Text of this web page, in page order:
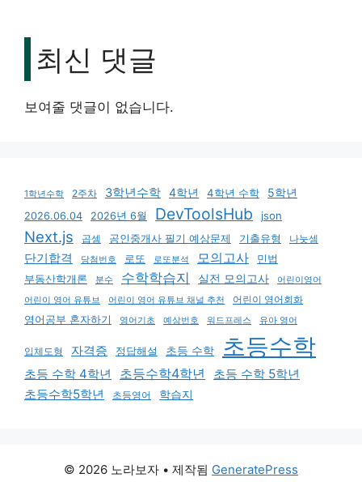
최신 댓글
보여줄 댓글이 없습니다.
1학년수학 2주차 3학년수학 4학년 4학년 수학 5학년
2026.06.04 2026년 6월 DevToolsHub json
Next.js 곱셈 공인중개사 필기 예상문제 기출유형 나눗셈
단기합격 당첨번호 로또 로또분석 모의고사
민법
부동산학개론
분수 수학학습지 실전 모의고사
어린이영어
어린이 영어 유튜브
어린이 영어 유튜브 채널 추천
어린이 영어회화
영어공부 혼자하기
영어기초 예상번호 워드프레스 유아 영어
입체도형 자격증 정답해설 초등 수학 초등수학
초등 수학 4학년 초등수학4학년
초등 수학 5학년
초등수학5학년
초등영어 학습지
© 2026 노라보자 • 제작됨 GeneratePress